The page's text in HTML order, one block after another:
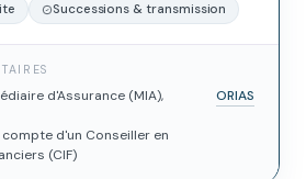
Successions & transmission
d'Assurance (MIA),
ORIAS
d'un Conseiller en
(CIF)